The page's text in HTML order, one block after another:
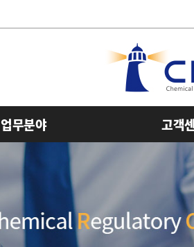
업무분야 고객